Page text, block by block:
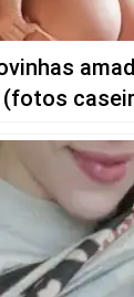
(fotos